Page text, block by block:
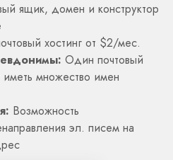
ящик, домен и конструктор
хостинг от $2/мес.
Один почтовый
множество имен
Возможность
эл. писем на